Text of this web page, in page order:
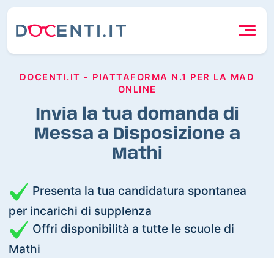
DOCENTI.IT - PIATTAFORMA N.1 PER LA MAD
ONLINE
Invia la tua domanda di
Messa a Disposizione a
Mathi
Presenta la tua candidatura spontanea
per incarichi di supplenza
Offri disponibilità a tutte le scuole di
Mathi